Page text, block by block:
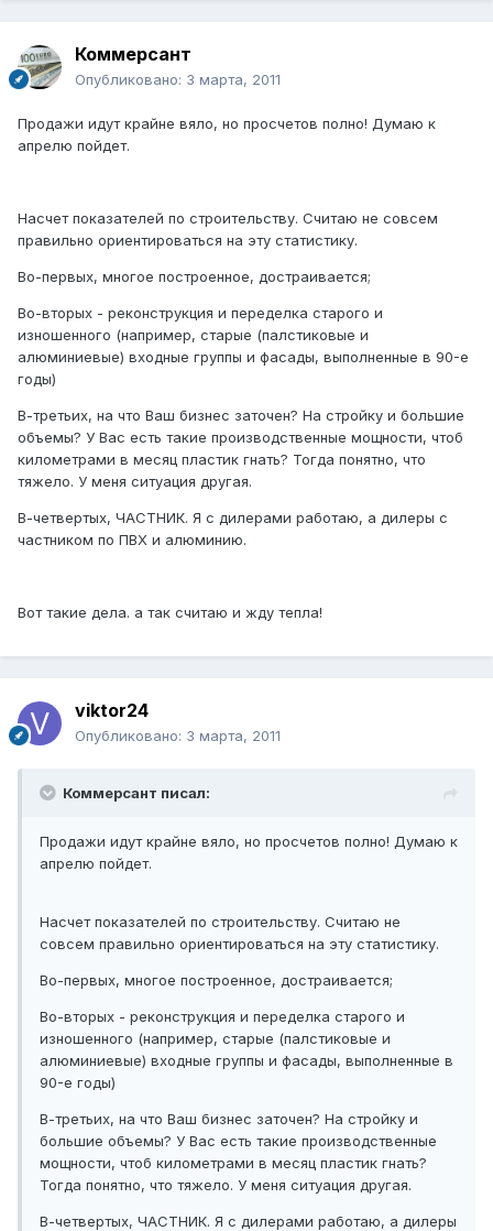
Коммерсант
Опубликовано: 3 марта, 2011
Продажи идут крайне вяло, но просчетов полно! Думаю к
апрелю пойдет.
Насчет показателей по строительству. Считаю не совсем
правильно ориентироваться на эту статистику.
Во-первых, многое построенное, достраивается;
Во-вторых - реконструкция и переделка старого и
изношенного (например, старые (палстиковые и
алюминиевые) входные группы и фасады, выполненные в 90-е
годы)
В-третьих, на что Ваш бизнес заточен? На стройку и большие
объемы? У Вас есть такие производственные мощности, чтоб
километрами в месяц пластик гнать? Тогда понятно, что
тяжело. У меня ситуация другая.
В-четвертых, ЧАСТНИК. Я с дилерами работаю, а дилеры с
частником по ПВХ и алюминию.
Вот такие дела. а так считаю и жду тепла!
viktor24
Опубликовано: 3 марта, 2011
Коммерсант писал:
Продажи идут крайне вяло, но просчетов полно! Думаю к
апрелю пойдет.
Насчет показателей по строительству. Считаю не
совсем правильно ориентироваться на эту статистику.
Во-первых, многое построенное, достраивается;
Во-вторых - реконструкция и переделка старого и
изношенного (например, старые (палстиковые и
алюминиевые) входные группы и фасады, выполненные в
90-е годы)
В-третьих, на что Ваш бизнес заточен? На стройку и
большие объемы? У Вас есть такие производственные
мощности, чтоб километрами в месяц пластик гнать?
Тогда понятно, что тяжело. У меня ситуация другая.
В-четвертых, ЧАСТНИК. Я с дилерами работаю, а дилеры